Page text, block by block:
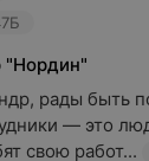
"Нордин"
рады быть
— это
свою работ...